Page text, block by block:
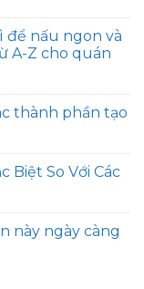
để nấu ngon và
A-Z cho quán
thành phần tạo
Biệt So Với Các
này ngày càng